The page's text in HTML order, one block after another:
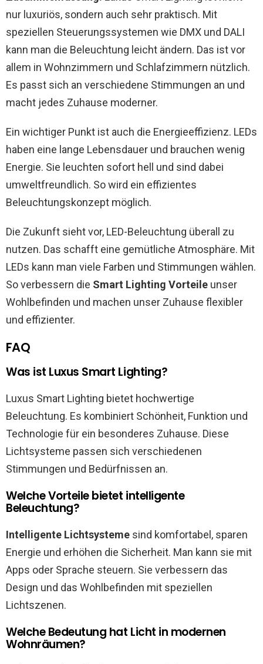
nur luxuriös, sondern auch sehr praktisch. Mit
speziellen Steuerungssystemen wie DMX und DALI
kann man die Beleuchtung leicht ändern. Das ist vor
allem in Wohnzimmern und Schlafzimmern nützlich.
Es passt sich an verschiedene Stimmungen an und
macht jedes Zuhause moderner.
Ein wichtiger Punkt ist auch die Energieeffizienz. LEDs
haben eine lange Lebensdauer und brauchen wenig
Energie. Sie leuchten sofort hell und sind dabei
umweltfreundlich. So wird ein effizientes
Beleuchtungskonzept möglich.
Die Zukunft sieht vor, LED-Beleuchtung überall zu
nutzen. Das schafft eine gemütliche Atmosphäre. Mit
LEDs kann man viele Farben und Stimmungen wählen.
So verbessern die Smart Lighting Vorteile unser
Wohlbefinden und machen unser Zuhause flexibler
und effizienter.
FAQ
Was ist Luxus Smart Lighting?
Luxus Smart Lighting bietet hochwertige
Beleuchtung. Es kombiniert Schönheit, Funktion und
Technologie für ein besonderes Zuhause. Diese
Lichtsysteme passen sich verschiedenen
Stimmungen und Bedürfnissen an.
Welche Vorteile bietet intelligente
Beleuchtung?
Intelligente Lichtsysteme sind komfortabel, sparen
Energie und erhöhen die Sicherheit. Man kann sie mit
Apps oder Sprache steuern. Sie verbessern das
Design und das Wohlbefinden mit speziellen
Lichtszenen.
Welche Bedeutung hat Licht in modernen
Wohnräumen?